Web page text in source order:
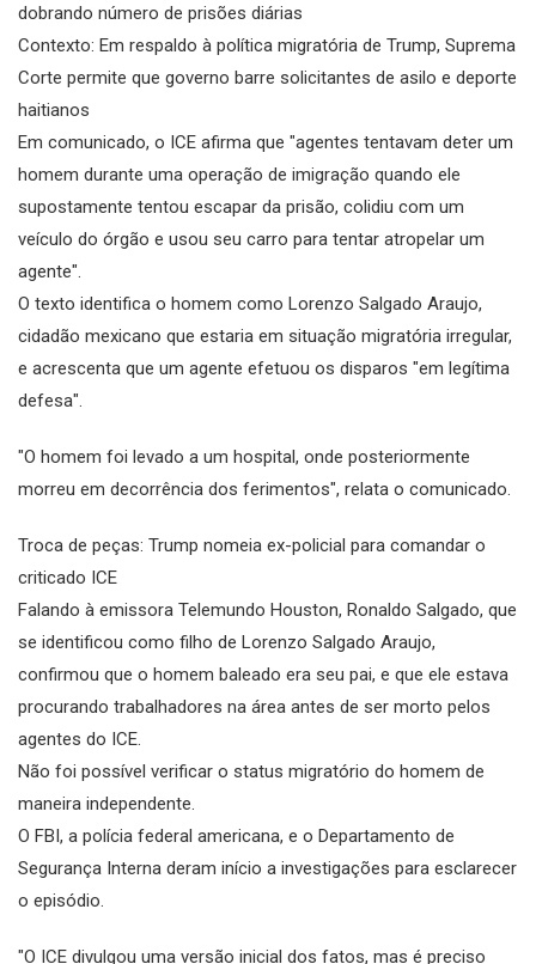
dobrando número de prisões diárias
Contexto: Em respaldo à política migratória de Trump, Suprema
Corte permite que governo barre solicitantes de asilo e deporte
haitianos
Em comunicado, o ICE afirma que "agentes tentavam deter um
homem durante uma operação de imigração quando ele
supostamente tentou escapar da prisão, colidiu com um
veículo do órgão e usou seu carro para tentar atropelar um
agente".
O texto identifica o homem como Lorenzo Salgado Araujo,
cidadão mexicano que estaria em situação migratória irregular,
e acrescenta que um agente efetuou os disparos "em legítima
defesa".
"O homem foi levado a um hospital, onde posteriormente
morreu em decorrência dos ferimentos", relata o comunicado.
Troca de peças: Trump nomeia ex-policial para comandar o
criticado ICE
Falando à emissora Telemundo Houston, Ronaldo Salgado, que
se identificou como filho de Lorenzo Salgado Araujo,
confirmou que o homem baleado era seu pai, e que ele estava
procurando trabalhadores na área antes de ser morto pelos
agentes do ICE.
Não foi possível verificar o status migratório do homem de
maneira independente.
O FBI, a polícia federal americana, e o Departamento de
Segurança Interna deram início a investigações para esclarecer
o episódio.
"O ICE divulgou uma versão inicial dos fatos, mas é preciso